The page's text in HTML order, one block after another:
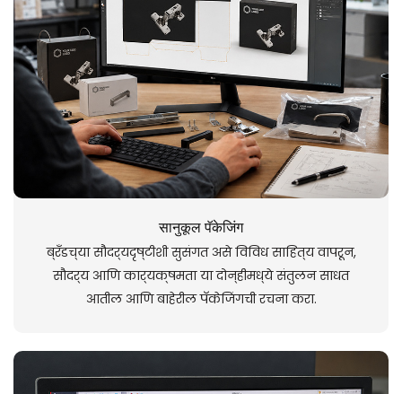
सानुकूल पॅकेजिंग
ब्रँडच्या सौंदर्यदृष्टीशी सुसंगत असे विविध साहित्य वापरून,
सौंदर्य आणि कार्यक्षमता या दोन्हींमध्ये संतुलन साधत
आतील आणि बाहेरील पॅकेजिंगची रचना करा.